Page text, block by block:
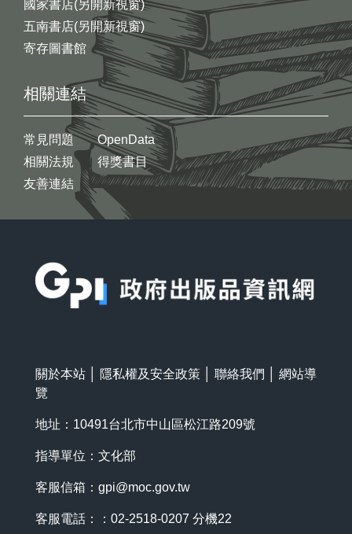
國家書店(另開新視窗)
五南書店(另開新視窗)
寄存圖書館
相關連結
常見問題
相關法規
友善連結
OpenData
得獎書目
關於本站 隱私權及安全政策 聯絡我們
網站導
覽
地址：10491台北市中山區松江路209號
指導單位：文化部
客服信箱： gpi@moc.gov.tw
客服電話：：02-2518-0207 分機22